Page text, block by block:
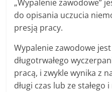
poradniki
każdy
temat
„Wypalenie zawodowe”
do opisania uczucia
presją pracy.
Wypalenie zawodowe
długotrwałego
pracą, i zwykle wynika z
długi czas lub ze